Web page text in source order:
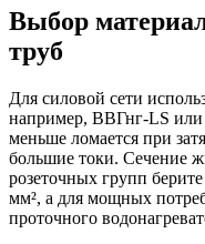
Выбор
труб
Для силовой сети
например, ВВГнг-LS
меньше ломается при
большие токи. Сечение
розеточных групп
мм², а для мощных
проточного